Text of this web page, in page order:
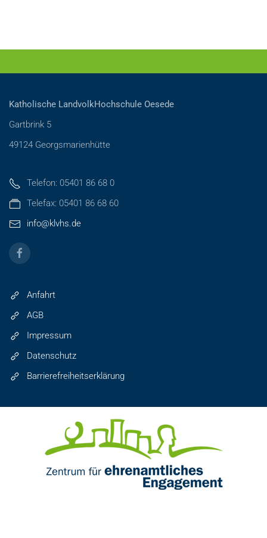
Katholische LandvolkHochschule Oesede
Gartbrink 5
49124 Georgsmarienhütte
Telefon: 05401 86 68 0
Telefax: 05401 86 68 60
info@klvhs.de
Anfahrt
AGB
Impressum
Datenschutz
Barrierefreiheitserklärung